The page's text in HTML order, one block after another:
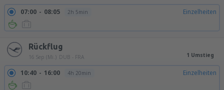
07:00 08:05 2h 5min Einzelheiten
Rückflug
16 Sep (Mi.) DUB - FRA 1 Umstieg
10:40 16:00 4h 20min Einzelheiten